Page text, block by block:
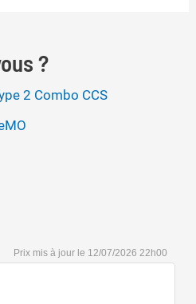
?
2 Combo CCS
12/07/2026 22h00